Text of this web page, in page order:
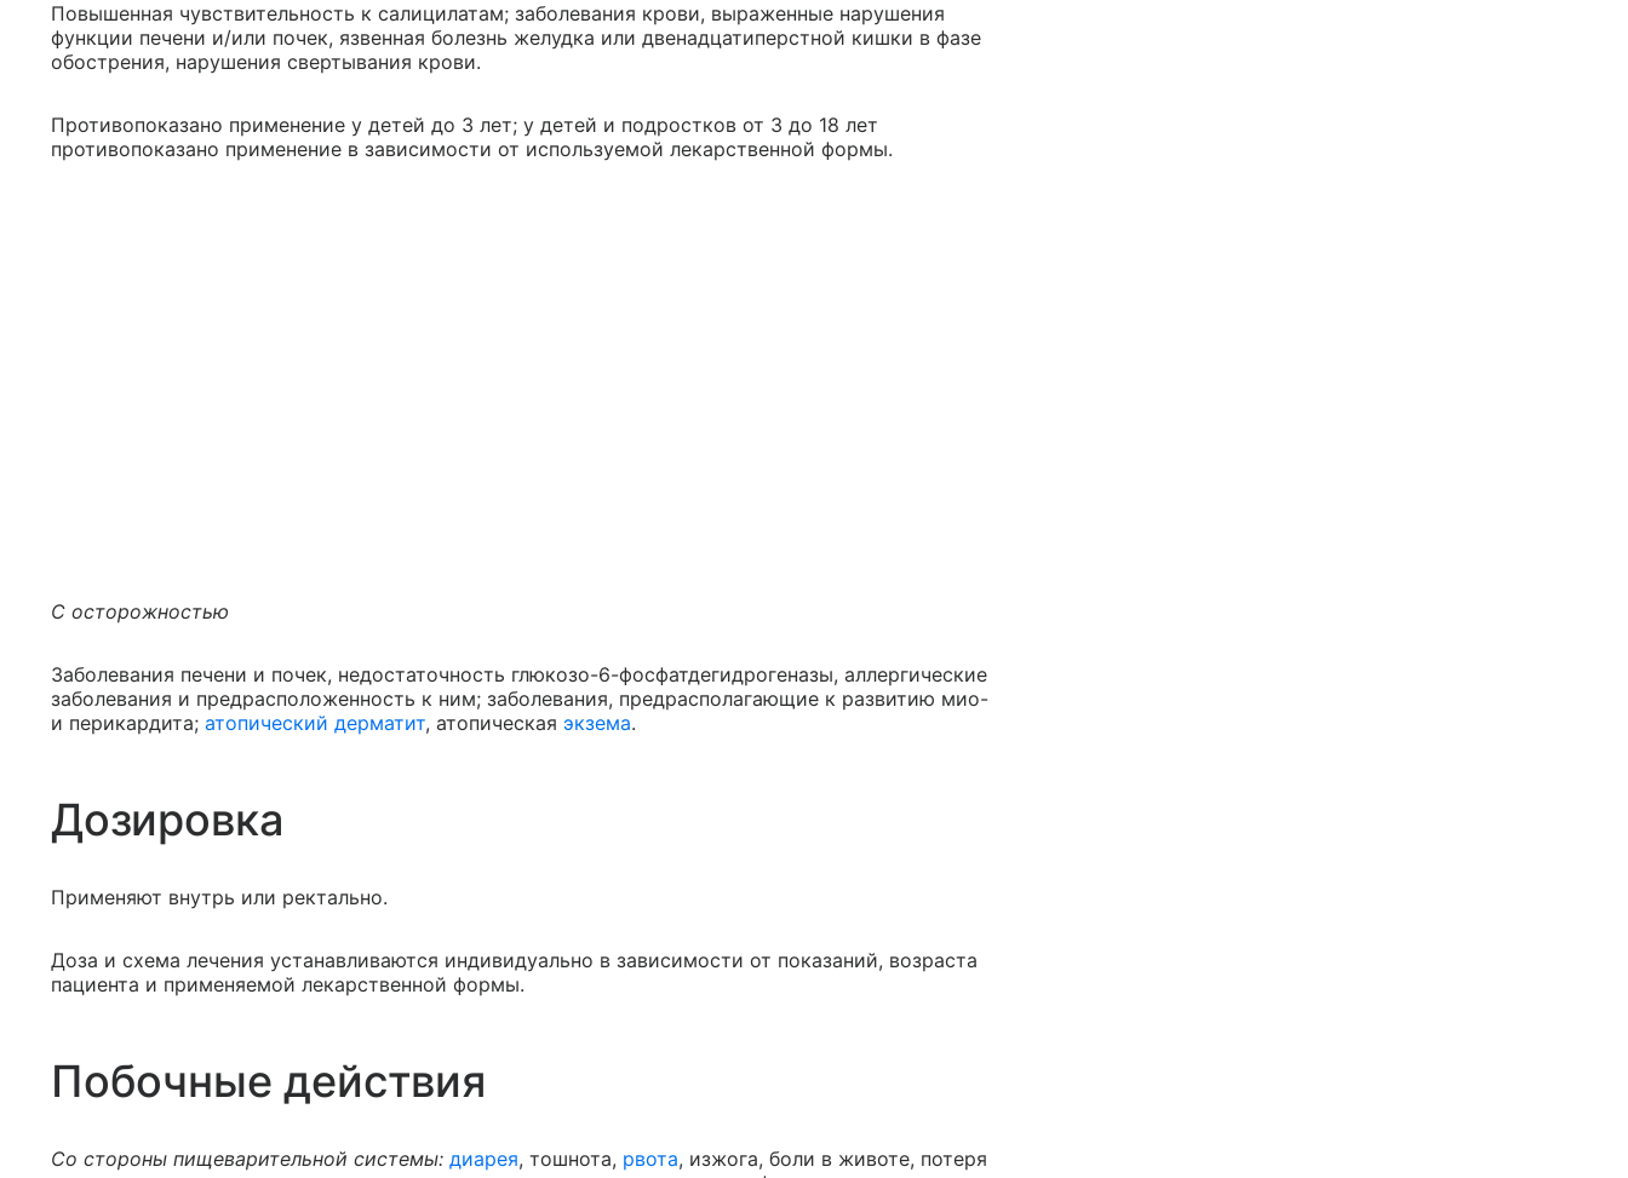
Повышенная чувствительность к салицилатам; заболевания крови, выраженные нарушения
функции печени и/или почек, язвенная болезнь желудка или двенадцатиперстной кишки в фазе
обострения, нарушения свертывания крови.
Противопоказано применение у детей до 3 лет; у детей и подростков от 3 до 18 лет
противопоказано применение в зависимости от используемой лекарственной формы.
С осторожностью
Заболевания печени и почек, недостаточность глюкозо-6-фосфатдегидрогеназы, аллергические
заболевания и предрасположенность к ним; заболевания, предрасполагающие к развитию мио-
и перикардита; атопический дерматит, атопическая экзема.
Дозировка
Применяют внутрь или ректально.
Доза и схема лечения устанавливаются индивидуально в зависимости от показаний, возраста
пациента и применяемой лекарственной формы.
Побочные действия
Со стороны пищеварительной системы: диарея, тошнота, рвота, изжога, боли в животе, потеря